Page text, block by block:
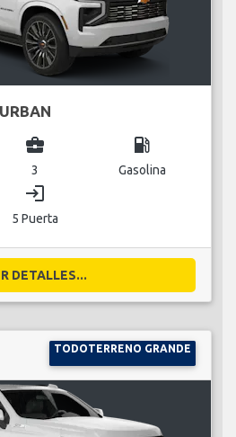
business_center
3
local_gas_station
Gasolina
login
5 Puerta
DETALLES...
TODOTERRENO GRANDE